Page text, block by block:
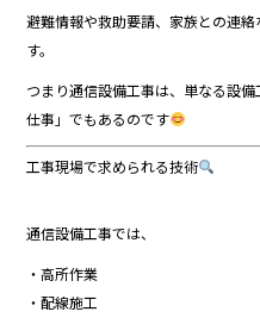
避難情報や救助要請、家族との連
す。
つまり通信設備工事は、単なる設
仕事」でもあるのです
工事現場で求められる技術
通信設備工事では、
・高所作業
・配線施工